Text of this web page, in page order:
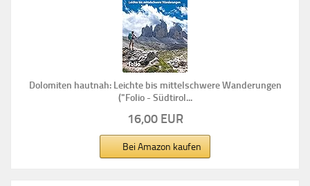
Dolomiten hautnah: Leichte bis mittelschwere Wanderungen
("Folio - Südtirol...
16,00 EUR
Bei Amazon kaufen